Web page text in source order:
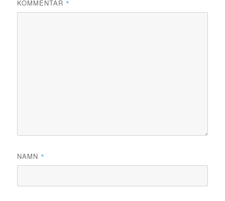
KOMMENTAR *
NAMN *